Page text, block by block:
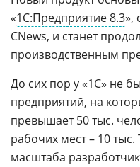
«1С:Предприятие 8.3»,
CNews, и станет
производственным
До сих пор у «1С» не
предприятий, на
превышает 50 тыс.
рабочих мест – 10 тыс.
масштаба